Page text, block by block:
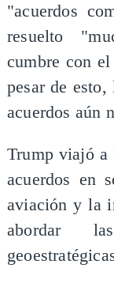
"acuerdos
resuelto
cumbre con
pesar de
acuerdos aún
Trump viajó a
acuerdos en
aviación y la
abordar